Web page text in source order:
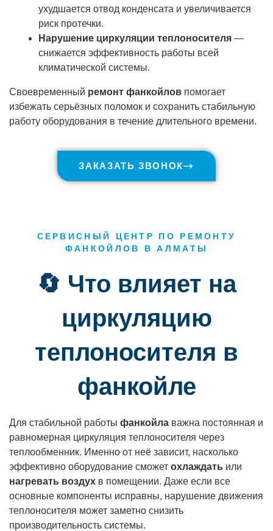
ухудшается отвод конденсата и увеличивается
риск протечки.
Нарушение циркуляции теплоносителя —
снижается эффективность работы всей
климатической системы.
Своевременный ремонт фанкойлов помогает
избежать серьёзных поломок и сохранить стабильную
работу оборудования в течение длительного времени.
ЗАКАЗАТЬ ЗВОНОК
СЕРВИСНЫЙ ЦЕНТР ПО РЕМОНТУ
ФАНКОЙЛОВ В АЛМАТЫ
🔄 Что влияет на
циркуляцию
теплоносителя в
фанкойле
Для стабильной работы фанкойла важна постоянная и
равномерная циркуляция теплоносителя через
теплообменник. Именно от неё зависит, насколько
эффективно оборудование сможет охлаждать или
нагревать воздух в помещении. Даже если все
основные компоненты исправны, нарушение движения
теплоносителя может заметно снизить
производительность системы.